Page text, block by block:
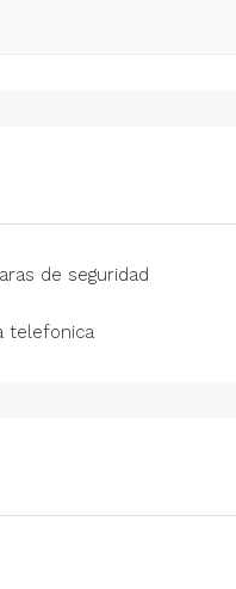
de seguridad
telefonica